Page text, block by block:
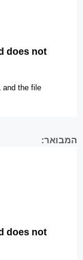
המבואר: